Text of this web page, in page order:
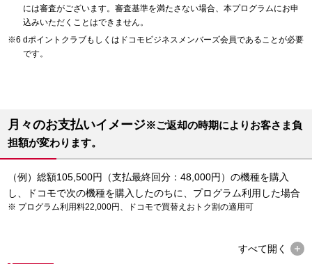
には審査がございます。審査基準を満たさない場合、本プログラムにお申
込みいただくことはできません。
dポイントクラブもしくはドコモビジネスメンバーズ会員であることが必要
です。
月々のお支払いイメージ※ご返却の時期によりお客さま負
担額が変わります。
（例）総額105,500円（支払最終回分：48,000円）の機種を購入
し、ドコモで次の機種を購入したのちに、プログラム利用した場合
プログラム利用料22,000円、ドコモで買替えおトク割の適用可
すべて開く